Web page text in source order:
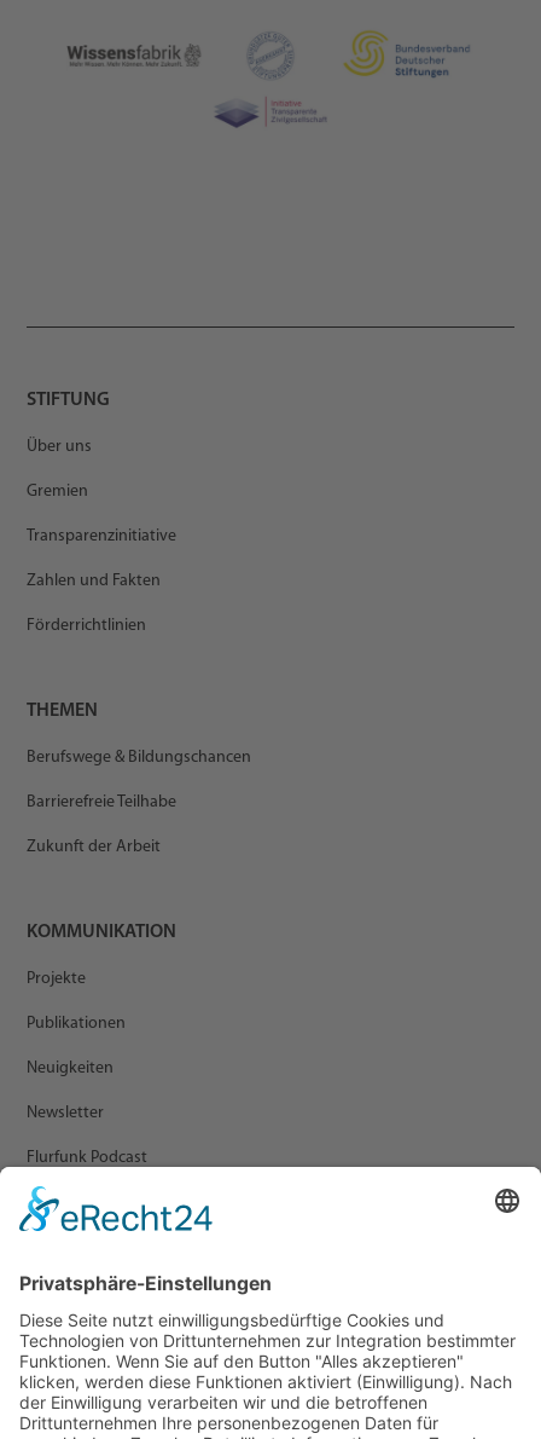
STIFTUNG
Über uns
Gremien
Transparenzinitiative
Zahlen und Fakten
Förderrichtlinien
THEMEN
Berufswege & Bildungschancen
Barrierefreie Teilhabe
Zukunft der Arbeit
KOMMUNIKATION
Projekte
Publikationen
Neuigkeiten
Newsletter
Flurfunk Podcast
Presse
Veranstaltungen
Newsletter Archiv